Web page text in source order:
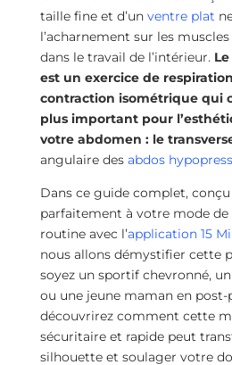
taille fine et d’un ventre plat
l’acharnement sur les
dans le travail de l’intérieur.
est un exercice de
contraction isométrique qui
plus important pour
votre abdomen : le
angulaire des abdos
Dans ce guide complet,
parfaitement à votre mode de
routine avec l’application 15
nous allons démystifier cette
soyez un sportif chevronné,
ou une jeune maman en
découvrirez comment cette
sécuritaire et rapide peut
silhouette et soulager votre